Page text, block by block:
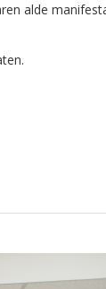
alde